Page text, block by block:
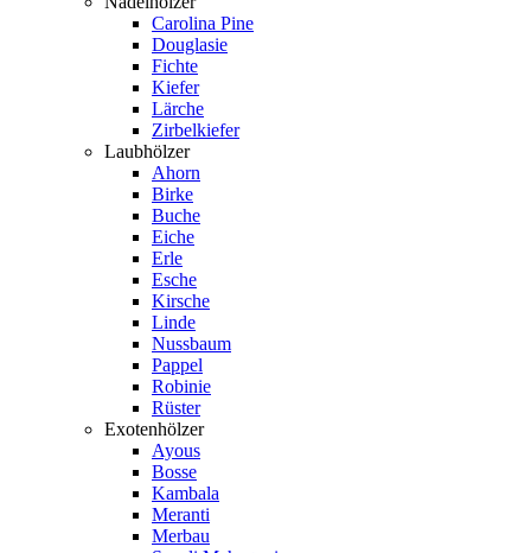
Carolina Pine
Douglasie
Fichte
Kiefer
Lärche
Zirbelkiefer
Laubhölzer
Ahorn
Birke
Buche
Eiche
Erle
Esche
Kirsche
Linde
Nussbaum
Pappel
Robinie
Rüster
Exotenhölzer
Ayous
Bosse
Kambala
Meranti
Merbau